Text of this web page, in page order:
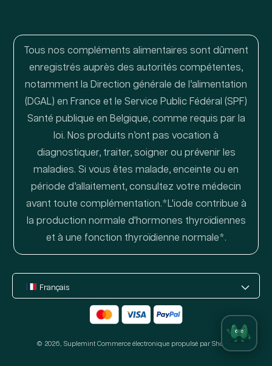
Tous nos compléments alimentaires sont dûment
enregistrés auprès des autorités compétentes,
notamment la Direction générale de l’alimentation
(DGAL) en France et le Service Public Fédéral (SPF)
Santé publique en Belgique, comme requis par la
loi. Nos produits n’ont pas vocation à
diagnostiquer, traiter, soigner ou prévenir les
maladies. Si vous êtes malade, enceinte ou en
période d’allaitement, consultez votre médecin
avant toute complémentation.*L'iode contribue à
la production normale d'hormones thyroïdiennes
et à une fonction thyroïdienne normale*.
Français
Moyens
paiement
© 2026, Suplemint Commerce électronique propulsé par Shopify